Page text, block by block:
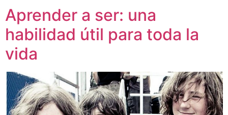
Aprender a ser: una
habilidad útil para toda la
vida